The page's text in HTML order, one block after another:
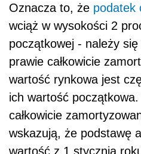
Oznacza to, że podatek
wciąż w wysokości 2
początkowej - należy
prawie całkowicie
wartość rynkowa jest
ich wartość
całkowicie
wskazują, że podstawę
wartość z 1 stycznia